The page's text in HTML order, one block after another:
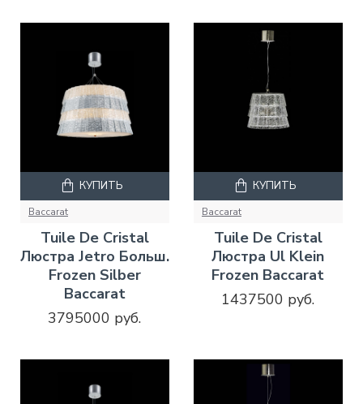
Baccarat
Tuile De Cristal
Люстра Jetro Больш.
Frozen Silber
Baccarat
3795000 руб.
КУПИТЬ
Baccarat
Tuile De Cristal
Люстра Ul Klein
Frozen Baccarat
1437500 руб.
КУПИТЬ